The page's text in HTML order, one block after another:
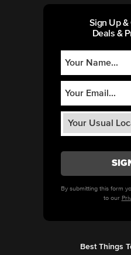
Sign Up &
Deals &
By submitting this form
to our
Best Things